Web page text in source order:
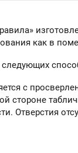
как в
с
стороне
Отверстия